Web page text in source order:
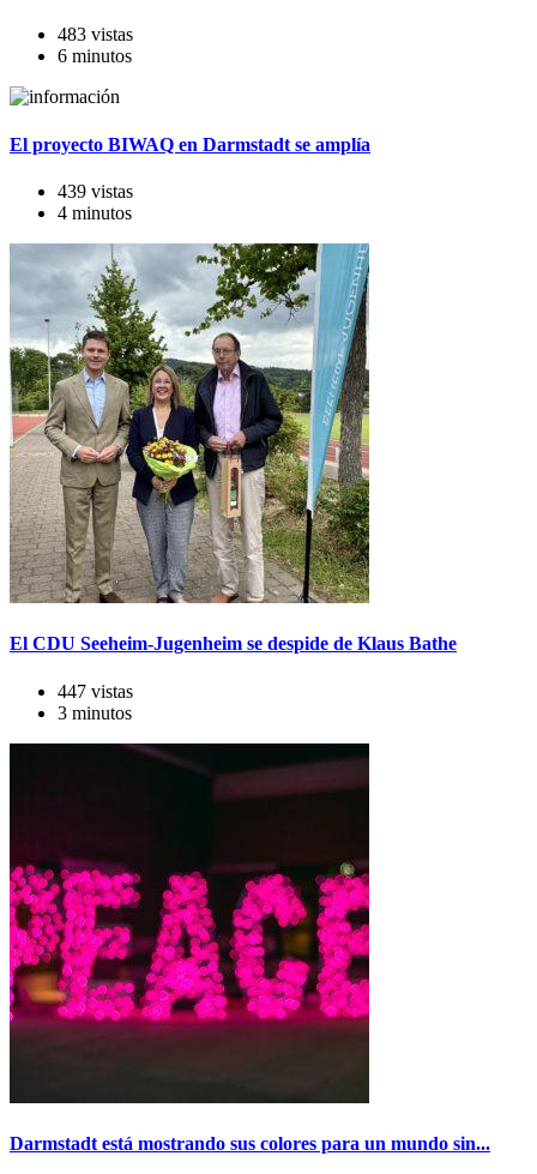
483 vistas
6 minutos
El proyecto BIWAQ en Darmstadt se amplía
439 vistas
4 minutos
El CDU Seeheim-Jugenheim se despide de Klaus Bathe
447 vistas
3 minutos
Darmstadt está mostrando sus colores para un mundo sin...